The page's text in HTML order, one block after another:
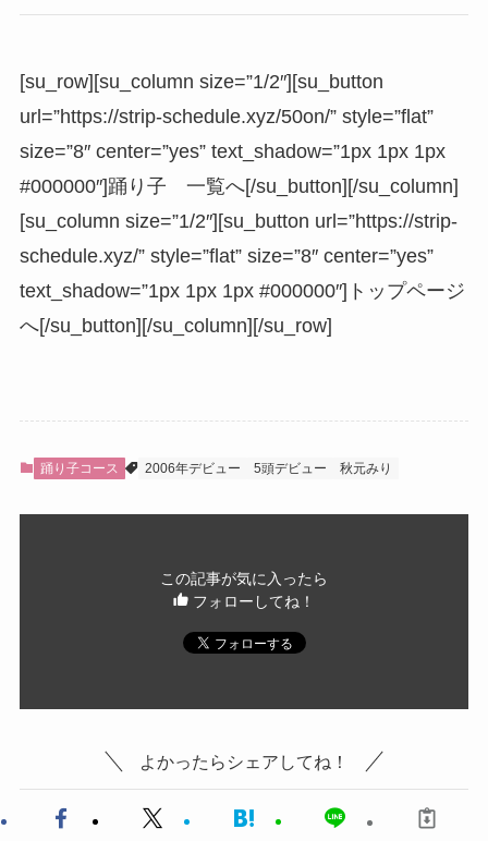
[su_row][su_column size=”1/2″][su_button
url=”https://strip-schedule.xyz/50on/” style=”flat”
size=”8″ center=”yes” text_shadow=”1px 1px 1px
#000000″]踊り子 一覧へ[/su_button][/su_column]
[su_column size=”1/2″][su_button url=”https://strip-
schedule.xyz/” style=”flat” size=”8″ center=”yes”
text_shadow=”1px 1px 1px #000000″]トップページ
へ[/su_button][/su_column][/su_row]
踊り子コース 2006年デビュー 5頭デビュー 秋元みり
この記事が気に入ったら
フォローしてね！
よかったらシェアしてね！